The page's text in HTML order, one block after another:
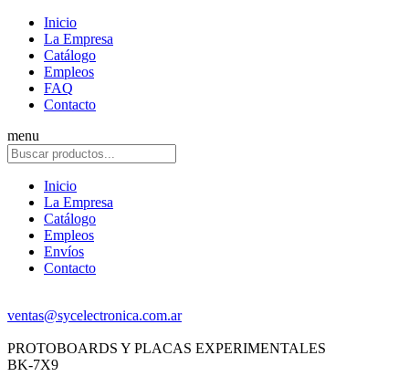
Inicio
La Empresa
Catálogo
Empleos
FAQ
Contacto
menu
Inicio
La Empresa
Catálogo
Empleos
Envíos
Contacto
ventas@sycelectronica.com.ar
PROTOBOARDS Y PLACAS EXPERIMENTALES
BK-7X9